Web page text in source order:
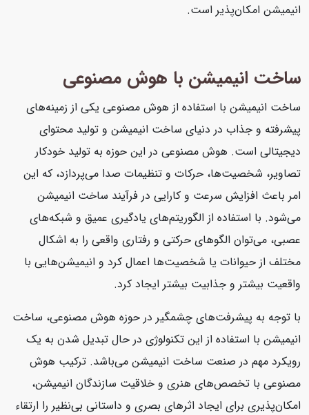
انیمیشن امکان‌پذیر است.
ساخت انیمیشن با هوش مصنوعی
ساخت انیمیشن با استفاده از هوش مصنوعی یکی از زمینه‌های
پیشرفته و جذاب در دنیای ساخت انیمیشن و تولید محتوای
دیجیتالی است. هوش مصنوعی در این حوزه به تولید خودکار
تصاویر، شخصیت‌ها، حرکات و تنظیمات صدا می‌پردازد، که این
امر باعث افزایش سرعت و کارایی در فرآیند ساخت انیمیشن
می‌شود. با استفاده از الگوریتم‌های یادگیری عمیق و شبکه‌های
عصبی، می‌توان الگوهای حرکتی و رفتاری واقعی را به اشکال
مختلف از حیوانات یا شخصیت‌ها اعمال کرد و انیمیشن‌هایی با
واقعیت بیشتر و جذابیت بیشتر ایجاد کرد.
با توجه به پیشرفت‌های چشمگیر در حوزه هوش مصنوعی، ساخت
انیمیشن با استفاده از این تکنولوژی در حال تبدیل شدن به یک
رویکرد مهم در صنعت ساخت انیمیشن می‌باشد. ترکیب هوش
مصنوعی با تخصص‌های هنری و خلاقیت سازندگان انیمیشن،
امکان‌پذیری برای ایجاد اثرهای بصری و داستانی بی‌نظیر را ارتقاء